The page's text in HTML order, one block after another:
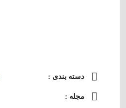
دسته‌ بندی :
مجله :